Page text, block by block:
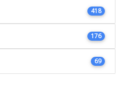
418
176
69